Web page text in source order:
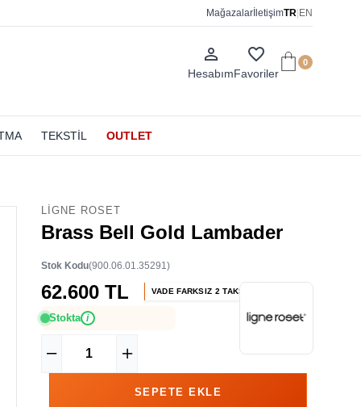
Mağazalar İletişimTR EN
person_outline
Hesabım
favorite_border
Favoriler
0
TEKSTİL OUTLET
LIGNE ROSET
Brass Bell Gold Lambader
(900.06.01.35291)
Stok Kodu
62.600 TL VADE FARKSIZ 2 TAKSİT
Stokta i